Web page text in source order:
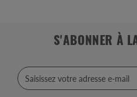
S'ABONNER À